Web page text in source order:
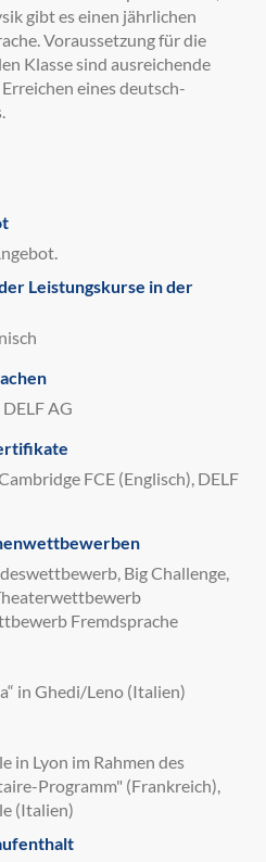
gibt es einen jährlichen
Voraussetzung für die
Klasse sind ausreichende
eines deutsch-
Leistungskurse in der
AG
FCE (Englisch), DELF
Big Challenge,
Fremdsprache
in Ghedi/Leno (Italien)
in Lyon im Rahmen des
Programm" (Frankreich),
(Italien)